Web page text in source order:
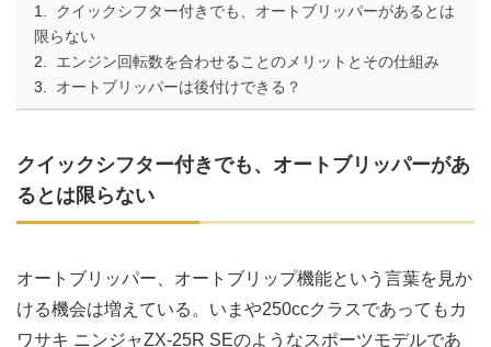
クイックシフター付きでも、オートブリッパーがあるとは
限らない
エンジン回転数を合わせることのメリットとその仕組み
オートブリッパーは後付けできる？
クイックシフター付きでも、オートブリッパーがあ
るとは限らない
オートブリッパー、オートブリップ機能という言葉を見か
ける機会は増えている。いまや250ccクラスであってもカ
ワサキ ニンジャZX-25R SEのようなスポーツモデルであ